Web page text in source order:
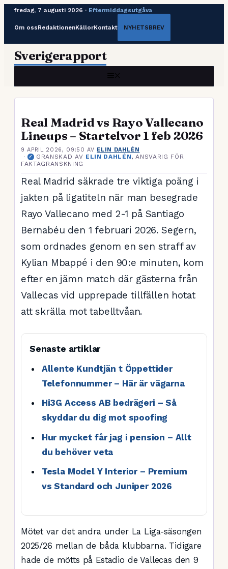
fredag, 7 augusti 2026 · Eftermiddagsutgåva
Om ossRedaktionenKällorKontakt NYHETSBREV
innehåll
Sverigerapport
Real Madrid vs Rayo Vallecano
Lineups – Startelvor 1 feb 2026
9 APRIL 2026, 09:50 AV ELIN DAHLÉN
· ✓ GRANSKAD AV ELIN DAHLÉN, ANSVARIG FÖR
FAKTAGRANSKNING
Real Madrid säkrade tre viktiga poäng i
jakten på ligatiteln när man besegrade
Rayo Vallecano med 2-1 på Santiago
Bernabéu den 1 februari 2026. Segern,
som ordnades genom en sen straff av
Kylian Mbappé i den 90:e minuten, kom
efter en jämn match där gästerna från
Vallecas vid upprepade tillfällen hotat
att skrälla mot tabelltvåan.
Senaste artiklar
Allente Kundtjän t Öppettider
Telefonnummer – Här är vägarna
Hi3G Access AB bedrägeri – Så
skyddar du dig mot spoofing
Hur mycket får jag i pension – Allt
du behöver veta
Tesla Model Y Interior – Premium
vs Standard och Juniper 2026
Mötet var det andra under La Liga-säsongen
2025/26 mellan de båda klubbarna. Tidigare
hade de mötts på Estadio de Vallecas den 9